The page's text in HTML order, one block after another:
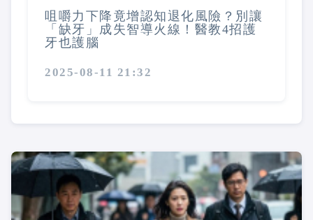
咀嚼力下降竟增認知退化風險？別讓
「缺牙」成失智導火線！醫教4招護
牙也護腦
2025-08-11 21:32